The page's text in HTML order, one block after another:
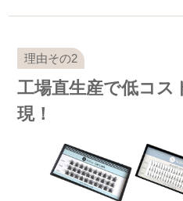
工場直生産で低コス
現！